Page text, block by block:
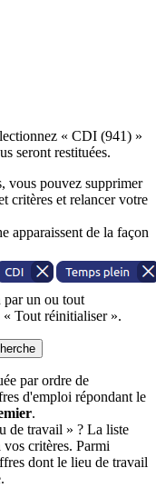
« CDI (941) »
seront restituées.
vous pouvez supprimer
critères et relancer votre
apparaissent de la façon
par un ou tout
Tout réinitialiser ».
par ordre de
d'emploi répondant le
.
de travail » ? La liste
critères. Parmi
dont le lieu de travail